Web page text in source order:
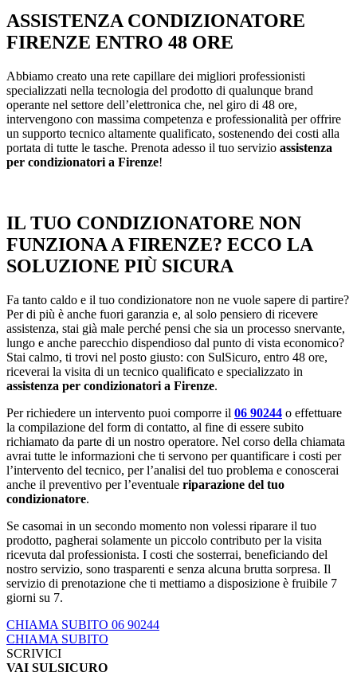
ASSISTENZA CONDIZIONATORE
FIRENZE ENTRO 48 ORE
Abbiamo creato una rete capillare dei migliori professionisti
specializzati nella tecnologia del prodotto di qualunque brand
operante nel settore dell’elettronica che, nel giro di 48 ore,
intervengono con massima competenza e professionalità per offrire
un supporto tecnico altamente qualificato, sostenendo dei costi alla
portata di tutte le tasche. Prenota adesso il tuo servizio assistenza
per condizionatori a Firenze!
IL TUO CONDIZIONATORE NON
FUNZIONA A FIRENZE? ECCO LA
SOLUZIONE PIÙ SICURA
Fa tanto caldo e il tuo condizionatore non ne vuole sapere di partire?
Per di più è anche fuori garanzia e, al solo pensiero di ricevere
assistenza, stai già male perché pensi che sia un processo snervante,
lungo e anche parecchio dispendioso dal punto di vista economico?
Stai calmo, ti trovi nel posto giusto: con SulSicuro, entro 48 ore,
riceverai la visita di un tecnico qualificato e specializzato in
assistenza per condizionatori a Firenze.
Per richiedere un intervento puoi comporre il 06 90244 o effettuare
la compilazione del form di contatto, al fine di essere subito
richiamato da parte di un nostro operatore. Nel corso della chiamata
avrai tutte le informazioni che ti servono per quantificare i costi per
l’intervento del tecnico, per l’analisi del tuo problema e conoscerai
anche il preventivo per l’eventuale riparazione del tuo
condizionatore.
Se casomai in un secondo momento non volessi riparare il tuo
prodotto, pagherai solamente un piccolo contributo per la visita
ricevuta dal professionista. I costi che sosterrai, beneficiando del
nostro servizio, sono trasparenti e senza alcuna brutta sorpresa. Il
servizio di prenotazione che ti mettiamo a disposizione è fruibile 7
giorni su 7.
CHIAMA SUBITO 06 90244
CHIAMA SUBITO
SCRIVICI
VAI SULSICURO